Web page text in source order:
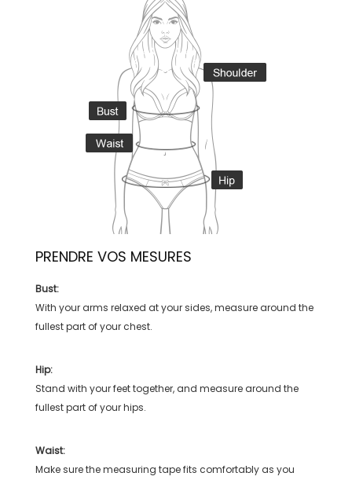
PRENDRE VOS MESURES
Bust:
With your arms relaxed at your sides, measure around the
fullest part of your chest.
Hip:
Stand with your feet together, and measure around the
fullest part of your hips.
Waist:
Make sure the measuring tape fits comfortably as you